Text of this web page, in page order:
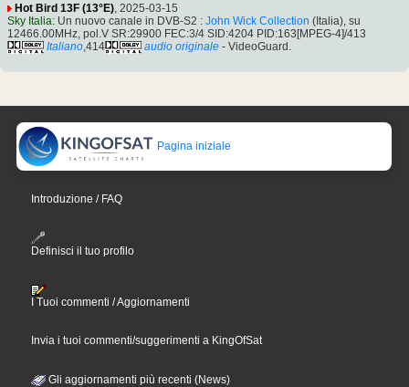
Hot Bird 13F (13°E) , 2025-03-15
Sky Italia: Un nuovo canale in DVB-S2 : John Wick Collection (Italia), su
12466.00MHz, pol.V SR:29900 FEC:3/4 SID:4204 PID:163[MPEG-4]/413
Italiano ,414 audio originale - VideoGuard.
Pagina iniziale
Introduzione / FAQ
Definisci il tuo profilo
I Tuoi commenti / Aggiornamenti
Invia i tuoi commenti/suggerimenti a KingOfSat
Gli aggiornamenti più recenti (News)